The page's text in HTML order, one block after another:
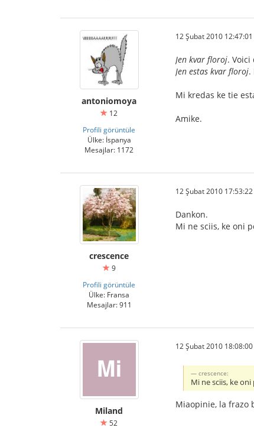
antoniomoya
12
Profili görüntüle
Ülke: İspanya
Mesajlar: 1172
12 Şubat 2010 12:47:01
Jen kvar floroj.
Jen estas kvar floroj.
Mi kredas ke tie
Amike.
crescence
9
Profili görüntüle
Ülke: Fransa
Mesajlar: 911
12 Şubat 2010 17:53:22
Dankon.
Mi ne sciis, ke oni
Miland
52
12 Şubat 2010 18:08:00
crescence:
Mi ne sciis, ke
Miaopinie, la frazo